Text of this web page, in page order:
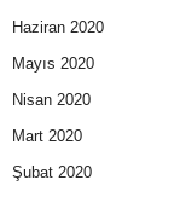
Haziran 2020
Mayıs 2020
Nisan 2020
Mart 2020
Şubat 2020